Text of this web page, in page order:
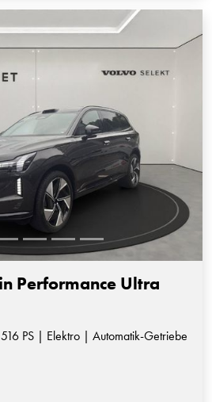
Performance Ultra
PS | Elektro | Automatik-Getriebe